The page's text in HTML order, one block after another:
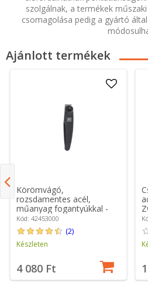
szolgálnak, a termékek
csomagolása pedig a gyártó
Ajánlott termékek
Körömvágó,
rozsdamentes acél,
műanyag fogantyúkkal -
Zwilling
Kód: 42453000
(2)
Készleten
4 080 Ft